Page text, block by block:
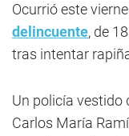
Ocurrió este
delincuente, de
tras intentar
Un policía vestido
Carlos María